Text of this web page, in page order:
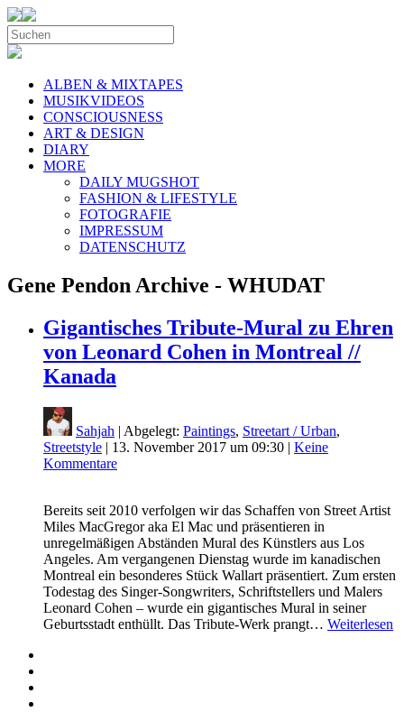
ALBEN & MIXTAPES
MUSIKVIDEOS
CONSCIOUSNESS
ART & DESIGN
DIARY
MORE
DAILY MUGSHOT
FASHION & LIFESTYLE
FOTOGRAFIE
IMPRESSUM
DATENSCHUTZ
Gene Pendon Archive - WHUDAT
Gigantisches Tribute-Mural zu Ehren
von Leonard Cohen in Montreal //
Kanada
Sahjah | Abgelegt: Paintings, Streetart / Urban,
Streetstyle | 13. November 2017 um 09:30 | Keine
Kommentare
Bereits seit 2010 verfolgen wir das Schaffen von Street Artist
Miles MacGregor aka El Mac und präsentieren in
unregelmäßigen Abständen Mural des Künstlers aus Los
Angeles. Am vergangenen Dienstag wurde im kanadischen
Montreal ein besonderes Stück Wallart präsentiert. Zum ersten
Todestag des Singer-Songwriters, Schriftstellers und Malers
Leonard Cohen – wurde ein gigantisches Mural in seiner
Geburtsstadt enthüllt. Das Tribute-Werk prangt… Weiterlesen